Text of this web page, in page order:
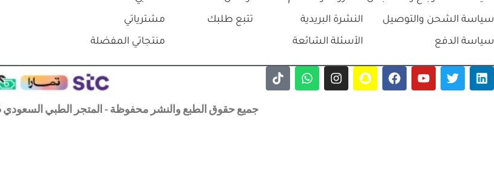
سياسة الشحن والتوصيل
سياسة الدفع
النشرة البريدية
الأسئلة الشائعة
تتبع طلبك
مشترياتي
منتجاتي المفضلة
جميع حقوق الطبع والنشر محفوظة - المتجر الطبي السعودي 2026©